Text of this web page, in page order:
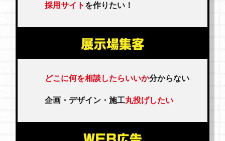
どこに何を相談したらいいか分からない
企画・デザイン・施工丸投げしたい
採用サイト を作りたい！